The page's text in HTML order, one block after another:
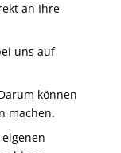
an Ihre
uns auf
können
machen.